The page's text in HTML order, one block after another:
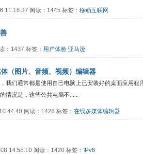
阅读：1445 标签： 移动互联网
：1437 标签： 用户体验 亚马逊
（图片、音频、视频）编辑器
我们通常都是使用自己电脑上已安装好的桌面应用
情况是，这些公共电脑不......
阅读：1428 标签： 在线多媒体编辑器
14:58:10 阅读：1420 标签： IPv6